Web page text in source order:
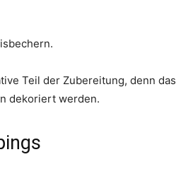
Teil der Zubereitung, denn das
dekoriert werden.